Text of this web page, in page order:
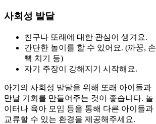
사회성 발달
친구나 또래에 대한 관심이 생겨요.
간단한 놀이를 할 수 있어요. (까꿍, 손
뼉 치기 등)
자기 주장이 강해지기 시작해요.
아기의 사회성 발달을 위해 또래 아이들과
만날 기회를 만들어주는 것이 좋습니다. 놀
이터나 육아 모임 등을 통해 다른 아이들과
교류할 수 있는 환경을 제공해주세요.